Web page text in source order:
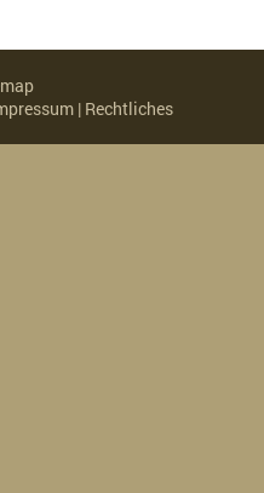
| Rechtliches